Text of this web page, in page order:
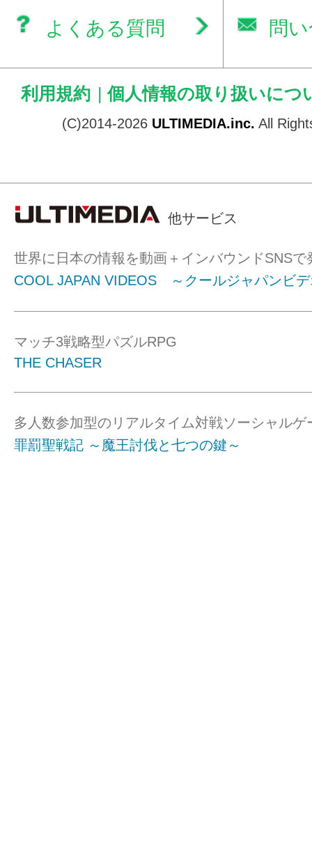
よくある質問 問
利用規約 | 個人情報の取り扱いにつ
(C)2014-2026 ULTIMEDIA.inc. All
他サービス
世界に日本の情報を動画＋インバウンドSNSで
COOL JAPAN VIDEOS ～クールジャパンビ
マッチ3戦略型パズルRPG
THE CHASER
多人数参加型のリアルタイム対戦ソーシャルゲ
罪罰聖戦記 ～魔王討伐と七つの鍵～